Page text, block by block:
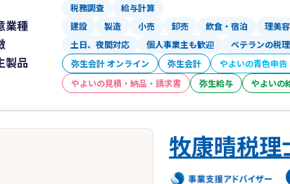
税務調査
給与計算
業種 建設 製造 小売 卸売 飲食・宿泊 理美容
土日、夜間対応 個人事業主も歓迎 ベテランの税
製品 弥生会計 オンライン 弥生会計 やよいの青色申告
やよいの見積・納品・請求書
弥生給与 やよいの
牧康晴税理